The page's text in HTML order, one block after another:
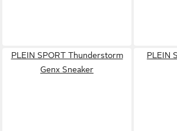
PLEIN SPORT Thunderstorm
Genx Sneaker
PLEIN